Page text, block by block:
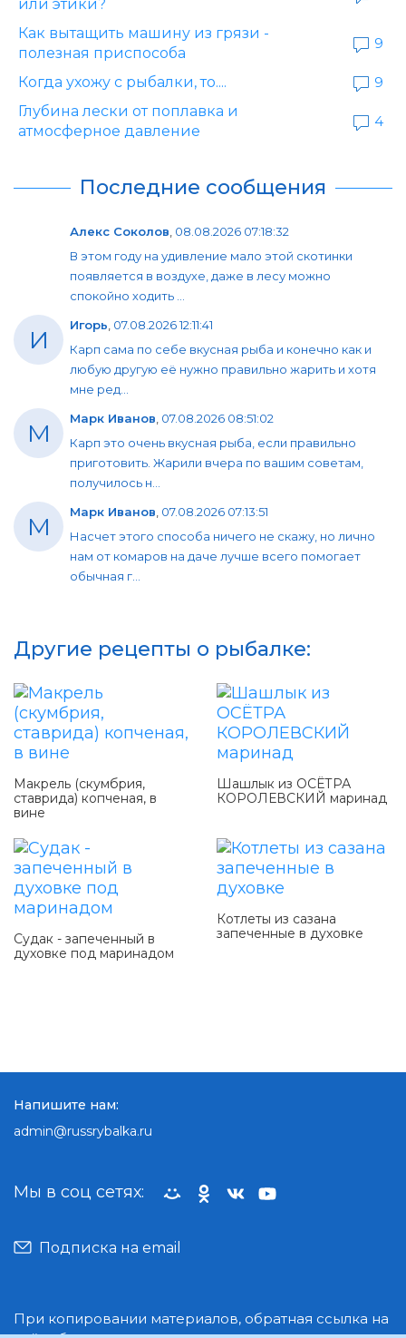
или этики?
Как вытащить машину из грязи -
полезная приспособа
9
Когда ухожу с рыбалки, то....
9
Глубина лески от поплавка и
атмосферное давление
4
Последние сообщения
Алекс Соколов 08.08.2026 07:18:32
В этом году на удивление мало этой скотинки
появляется в воздухе, даже в лесу можно
спокойно ходить ...
И Игорь 07.08.2026 12:11:41
Карп сама по себе вкусная рыба и конечно как и
любую другую её нужно правильно жарить и хотя
мне ред...
М Марк Иванов 07.08.2026 08:51:02
Карп это очень вкусная рыба, если правильно
приготовить. Жарили вчера по вашим советам,
получилось н...
М Марк Иванов 07.08.2026 07:13:51
Насчет этого способа ничего не скажу, но лично
нам от комаров на даче лучше всего помогает
обычная г...
Другие рецепты о рыбалке:
Макрель (скумбрия,
ставрида) копченая, в
вине
Шашлык из ОСЁТРА
КОРОЛЕВСКИЙ маринад
Судак - запеченный в
духовке под маринадом
Котлеты из сазана
запеченные в духовке
При копировании материалов, обратная ссылка на
Мы в соц сетях:
Подписка на email
Напишите нам:
admin@russrybalka.ru